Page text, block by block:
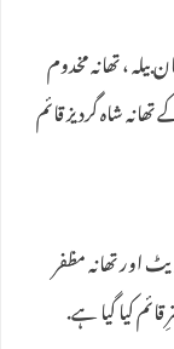
، تھانہ مخدوم
شاہ گردیز قائم
اور تھانہ مظفر
کیا گیا ہے.